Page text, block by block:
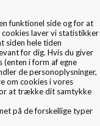
funktionel side og for at
laver vi statistikker
siden hele tiden
for dig. Hvis du giver
i form af egne
de personoplysninger,
om cookies i vores
at trække dit samtykke
på de forskellige typer
0